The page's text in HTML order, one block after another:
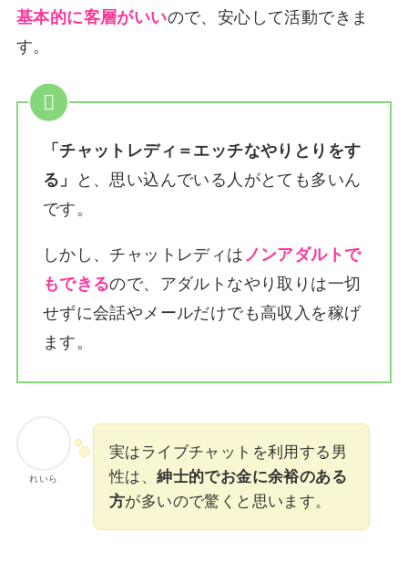
基本的に客層がいいので、安心して活動できま
す。
「チャットレディ＝エッチなやりとりをす
る」
と、思い込んでいる人がとても多いん
です。
しかし、チャットレディは ノンアダルトで
もできるので、アダルトなやり取りは一切
せずに会話やメールだけでも高収入を稼げ
ます。
れいら
実はライブチャットを利用する男
性は、紳士的でお金に余裕のある
方が多いので驚くと思います。